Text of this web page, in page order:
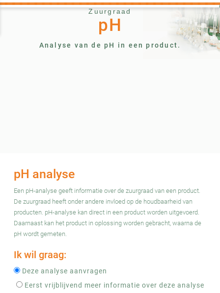
Zuurgraad
pH
Analyse van de pH in een product.
pH analyse
Een pH-analyse geeft informatie over de zuurgraad van een product.
De zuurgraad heeft onder andere invloed op de houdbaarheid van
producten. pH-analyse kan direct in een product worden uitgevoerd.
Daarnaast kan het product in oplossing worden gebracht, waarna de
pH wordt gemeten.
Ik wil graag:
Deze analyse aanvragen
Eerst vrijblijvend meer informatie over deze analyse